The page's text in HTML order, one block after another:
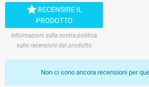
RECENSIRE IL
PRODOTTO
Informazioni sulla nostra politica
sulle recensioni del prodotto
Non ci sono ancora recensioni per